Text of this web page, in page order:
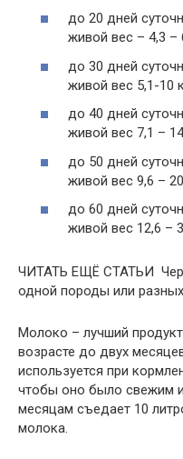
до 20 дней
живой вес – 4,3 –
до 30 дней
живой вес 5,1-10
до 40 дней
живой вес 7,1 –
до 50 дней
живой вес 9,6 –
до 60 дней
живой вес 12,6 –
ЧИТАТЬ ЕЩЁ СТАТЬИ
одной породы или разных
Молоко – лучший
возрасте до двух
используется при
чтобы оно было свежим
месяцам съедает 10
молока.